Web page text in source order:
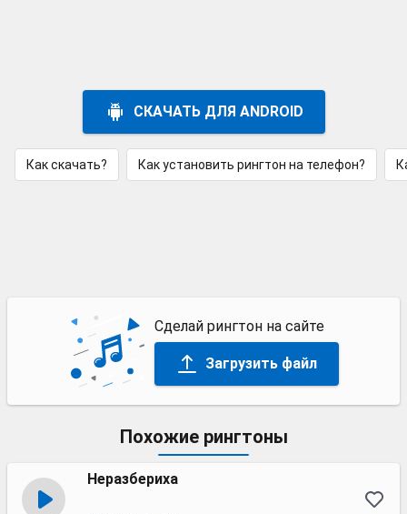
СКАЧАТЬ ДЛЯ ANDROID
Как скачать? Как установить рингтон на телефон?
Сделай рингтон на сайте
Загрузить файл
Похожие рингтоны
Неразбериха